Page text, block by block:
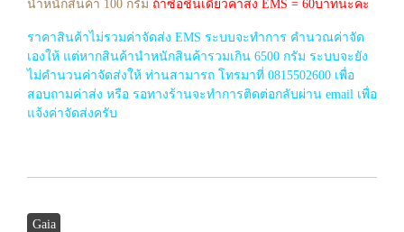
น้ำหนักสินค้า 100 กรัม ถ้าซื้อชิ้นเดียวค่าส่ง EMS = 60บาทนะคะ
ราคาสินค้าไม่รวมค่าจัดส่ง EMS ระบบจะทำการ คำนวณค่าจัด
เองให้ แต่หากสินค้านำหนักสินค้ารวมเกิน 6500 กรัม ระบบจะยัง
ไม่คำนวนค่าจัดส่งให้ ท่านสามารถ โทรมาที่ 0815502600 เพื่อ
สอบถามค่าส่ง หรือ รอทางร้านจะทำการติดต่อกลับผ่าน email เพื่อ
แจ้งค่าจัดส่งครับ
Gaia